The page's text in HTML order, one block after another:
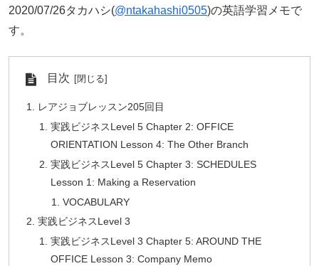
2020/07/26タカハシ(@ntakahashi0505)の英語学習メモで
す。
目次
レアジョブレッスン205回目
実践ビジネスLevel 5 Chapter 2: OFFICE
ORIENTATION Lesson 4: The Other Branch
実践ビジネスLevel 5 Chapter 3: SCHEDULES
Lesson 1: Making a Reservation
VOCABULARY
実践ビジネスLevel 3
実践ビジネスLevel 3 Chapter 5: AROUND THE
OFFICE Lesson 3: Company Memo